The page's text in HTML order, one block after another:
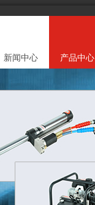
新闻中心 产品中心